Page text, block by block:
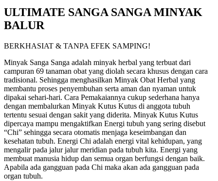
ULTIMATE SANGA SANGA MINYAK
BALUR
BERKHASIAT & TANPA EFEK SAMPING!
Minyak Sanga Sanga adalah minyak herbal yang terbuat dari
campuran 69 tanaman obat yang diolah secara khusus dengan cara
tradisional. Sehingga menghasilkan Minyak Obat Herbal yang
membantu proses penyembuhan serta aman dan nyaman untuk
dipakai sehari-hari. Cara Pemakaiannya cukup sederhana hanya
dengan membalurkan Minyak Kutus Kutus di anggota tubuh
tertentu sesuai dengan sakit yang diderita. Minyak Kutus Kutus
dipercaya mampu mengaktifkan Energi tubuh yang sering disebut
“Chi” sehingga secara otomatis menjaga keseimbangan dan
kesehatan tubuh. Energi Chi adalah energi vital kehidupan, yang
mengalir pada jalur jalur meridian pada tubuh kita. Energi yang
membuat manusia hidup dan semua organ berfungsi dengan baik.
Apabila ada gangguan pada Chi maka akan ada gangguan pada
organ tubuh.